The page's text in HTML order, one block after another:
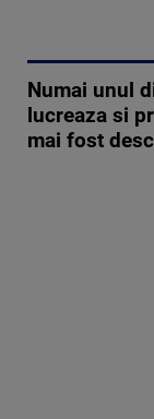
Numai unul
lucreaza si
mai fost